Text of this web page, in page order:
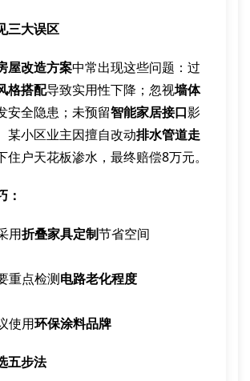
三大误区
屋改造方案中常出现这些问题：过
格搭配导致实用性下降；忽视墙体
安全隐患；未预留智能家居接口影
某小区业主因擅自改动排水管道走
住户天花板渗水，最终赔偿8万元。
：
用折叠家具定制节省空间
重点检测电路老化程度
使用环保涂料品牌
五步法